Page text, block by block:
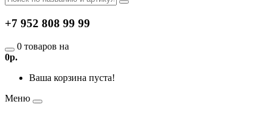
+7 952 808 99 99
0 товаров на
0р.
Ваша корзина пуста!
Меню